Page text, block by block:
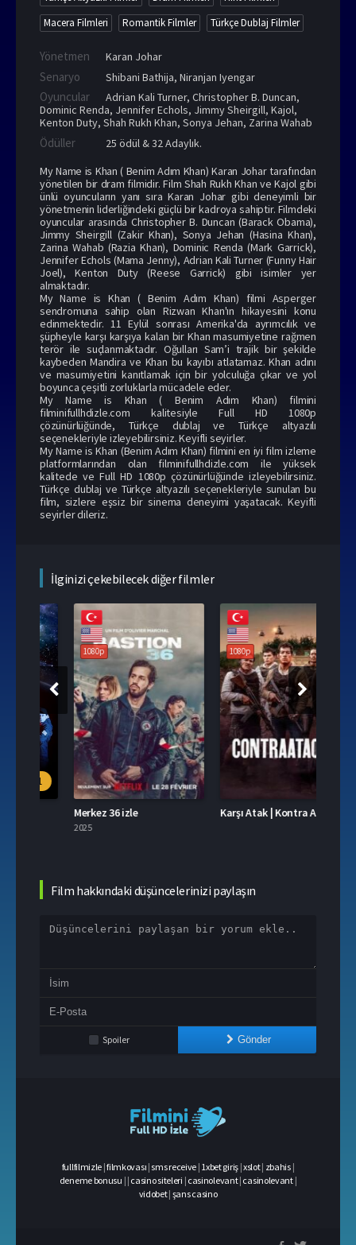
Macera Filmleri
Romantik Filmler Türkçe Dublaj Filmler
Yönetmen Karan Johar
Senaryo Shibani Bathija, Niranjan Iyengar
Oyuncular Adrian Kali Turner, Christopher B. Duncan,
Dominic Renda, Jennifer Echols, Jimmy Sheirgill, Kajol,
Kenton Duty, Shah Rukh Khan, Sonya Jehan, Zarina Wahab
Ödüller
25 ödül & 32 Adaylık.
My Name is Khan ( Benim Adım Khan) Karan Johar tarafından
yönetilen bir dram filmidir. Film Shah Rukh Khan ve Kajol gibi
ünlü oyuncuların yanı sıra Karan Johar gibi deneyimli bir
yönetmenin liderliğindeki güçlü bir kadroya sahiptir. Filmdeki
oyuncular arasında Christopher B. Duncan (Barack Obama),
Jimmy Sheirgill (Zakir Khan), Sonya Jehan (Hasina Khan),
Zarina Wahab (Razia Khan), Dominic Renda (Mark Garrick),
Jennifer Echols (Mama Jenny), Adrian Kali Turner (Funny Hair
Joel), Kenton Duty (Reese Garrick) gibi isimler yer
almaktadır.
My Name is Khan ( Benim Adım Khan) filmi Asperger
sendromuna sahip olan Rizwan Khan'ın hikayesini konu
edinmektedir. 11 Eylül sonrası Amerika'da ayrımcılık ve
şüpheyle karşı karşıya kalan bir Khan masumiyetine rağmen
terör ile suçlanmaktadır. Oğulları Sam’i trajik bir şekilde
kaybeden Mandira ve Khan bu kayıbı atlatamaz. Khan adını
ve masumiyetini kanıtlamak için bir yolculuğa çıkar ve yol
boyunca çeşitli zorluklarla mücadele eder.
My Name is Khan ( Benim Adım Khan) filmini
filminifullhdizle.com kalitesiyle Full HD 1080p
çözünürlüğünde, Türkçe dublaj ve Türkçe altyazılı
seçenekleriyle izleyebilirsiniz. Keyifli seyirler.
My Name is Khan (Benim Adım Khan) filmini en iyi film izleme
platformlarından olan filminifullhdizle.com ile yüksek
kalitede ve Full HD 1080p çözünürlüğünde izleyebilirsiniz.
Türkçe dublaj ve Türkçe altyazılı seçenekleriyle sunulan bu
film, sizlere eşsiz bir sinema deneyimi yaşatacak. Keyifli
seyirler dileriz.
İlginizi çekebilecek diğer filmler
1080p
Merkez 36 izle
1080p
Karşı Atak | Kontra Atak izle
Film hakkındaki düşüncelerinizi paylaşın
Spoiler Gönder
fullfilmizle |filmkovası | sms receive | 1xbet giriş|xslot| zbahis|
deneme bonusu | | casino siteleri | casinolevant| casinolevant|
vidobet| şans casino